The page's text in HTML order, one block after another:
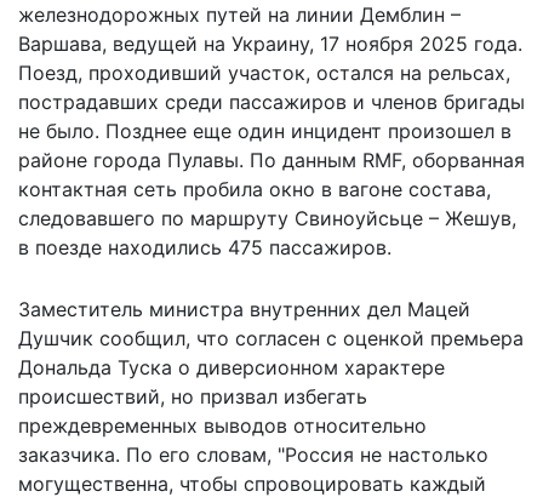
железнодорожных путей на линии Демблин –
Варшава, ведущей на Украину, 17 ноября 2025 года.
Поезд, проходивший участок, остался на рельсах,
пострадавших среди пассажиров и членов бригады
не было. Позднее еще один инцидент произошел в
районе города Пулавы. По данным RMF, оборванная
контактная сеть пробила окно в вагоне состава,
следовавшего по маршруту Свиноуйсьце – Жешув,
в поезде находились 475 пассажиров.
Заместитель министра внутренних дел Мацей
Душчик сообщил, что согласен с оценкой премьера
Дональда Туска о диверсионном характере
происшествий, но призвал избегать
преждевременных выводов относительно
заказчика. По его словам, "Россия не настолько
могущественна, чтобы спровоцировать каждый